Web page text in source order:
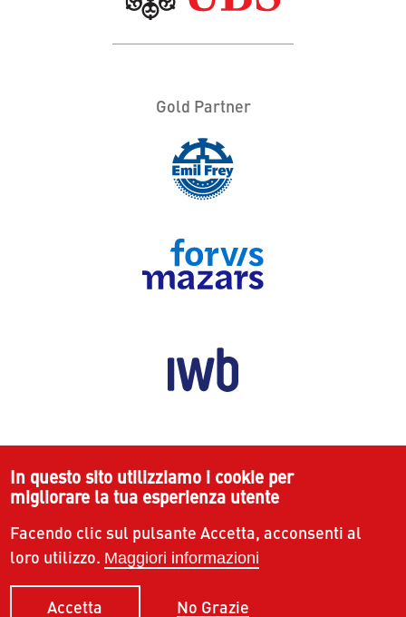
Gold Partner
In questo sito utilizziamo i cookie per
migliorare la tua esperienza utente
Facendo clic sul pulsante Accetta, acconsenti al
loro utilizzo. Maggiori informazioni
Accetta No Grazie